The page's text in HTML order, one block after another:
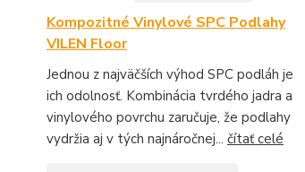
Kompozitné Vinylové SPC Podlahy
VILEN Floor
Jednou z najväčších výhod SPC podláh je
ich odolnosť. Kombinácia tvrdého jadra a
vinylového povrchu zaručuje, že podlahy
vydržia aj v tých najnáročnej... čítať celé